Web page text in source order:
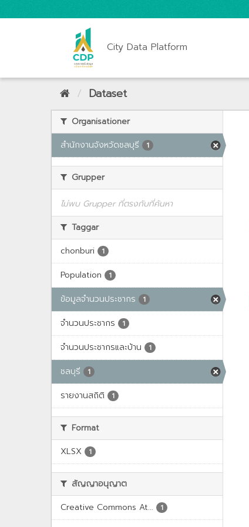
City Data Platform
Dataset
Organisationer
สำนักงานจังหวัดชลบุรี
1
Grupper
ไม่พบ Grupper ที่ตรงกับที่ค้นหา
Taggar
chonburi
1
Population 1
ข้อมูลจำนวนประชากร 1
จำนวนประชากร 1
จำนวนประชากรและบ้าน 1
ชลบุรี 1
รายงานสถิติ 1
Format
XLSX
1
สัญญาอนุญาต
Creative Commons At...
1